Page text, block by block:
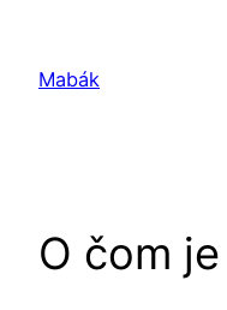
obsah
Mabák
O čom